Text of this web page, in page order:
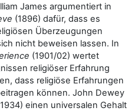
James argumentiert in
(1896) dafür, dass es
Überzeugungen
nicht beweisen lassen. In
(1901/02) wertet
religiöser Erfahrung
dass religiöse Erfahrungen
können. John Dewey
einen universalen Gehalt